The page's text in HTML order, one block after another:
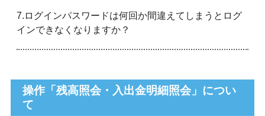
7.ログインパスワードは何回か間違えてしまうとログ
インできなくなりますか？
操作「残高照会・入出金明細照会」につい
て